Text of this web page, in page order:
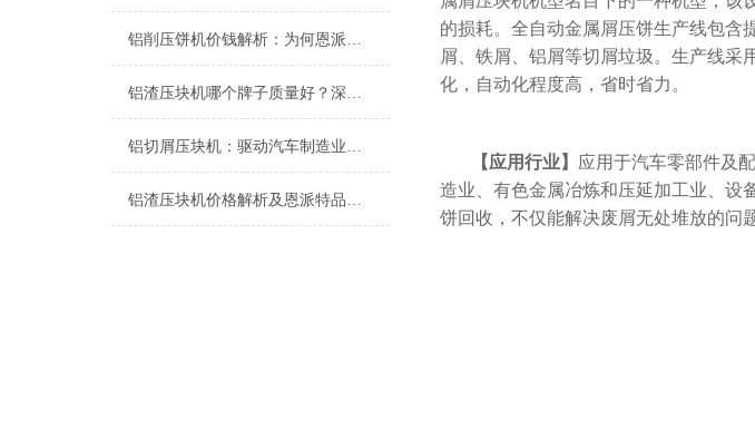
铝削压饼机价钱解析：为何恩派特压饼机是性价比之选？
铝渣压块机哪个牌子质量好？深度解析：为何恩派特成为行业优选？
铝切屑压块机：驱动汽车制造业迈向绿色与高效的关键装备
铝渣压块机价格解析及恩派特品牌推荐
的损耗。全自动金属屑压饼生产线包含
屑、铁屑、铝屑等切屑垃圾。生产线采
化，自动化程度高，省时省力。
【应用行业】 应用于汽车零部件及
造业、有色金属冶炼和压延加工业、设
饼回收，不仅能解决废屑无处堆放的问